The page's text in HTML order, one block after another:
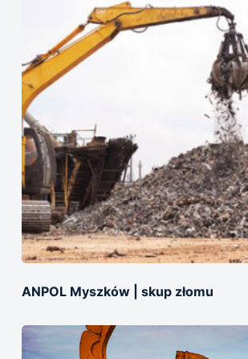
ANPOL Myszków | skup złomu